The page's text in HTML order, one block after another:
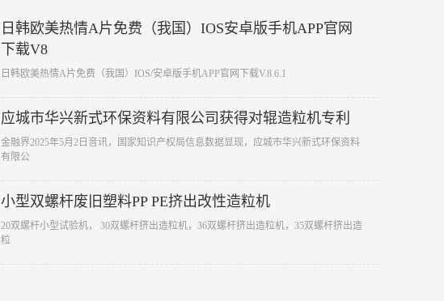
日韩欧美热情A片免费（我国）IOS安卓版手机APP官网
下载V8
​ 日韩欧美热情A片免费（我国）IOS/安卓版手机APP官网下载V.8.6.1
应城市华兴新式环保资料有限公司获得对辊造粒机专利
​ 金融界2025年5月2日音讯，国家知识产权局信息数据显现，应城市华兴新式环保资料
有限公
小型双螺杆废旧塑料PP PE挤出改性造粒机
​ 20双螺杆小型试验机， 30双螺杆挤出造粒机，36双螺杆挤出造粒机，35双螺杆挤出造
粒